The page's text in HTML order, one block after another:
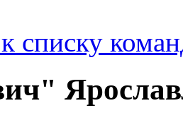
списку